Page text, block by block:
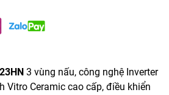
3 vùng nấu, công nghệ Inverter
Vitro Ceramic cao cấp, điều khiển